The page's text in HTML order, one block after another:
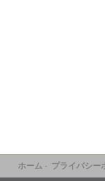
ホーム- プライバシー